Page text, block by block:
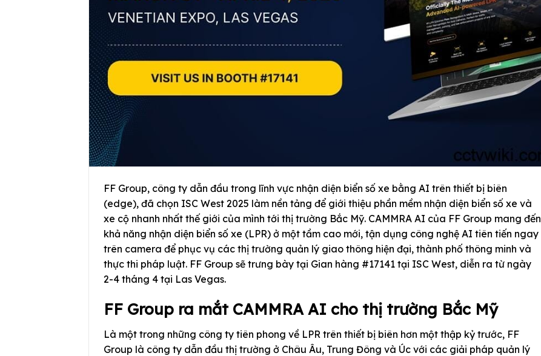
FF Group, công ty dẫn đầu trong lĩnh vực nhận diện biển số xe bằng AI trên thiết bị biên
(edge), đã chọn ISC West 2025 làm nền tảng để giới thiệu phần mềm nhận diện biển số xe và
xe cộ nhanh nhất thế giới của mình tới thị trường Bắc Mỹ. CAMMRA AI của FF Group mang đến
khả năng nhận diện biển số xe (LPR) ở một tầm cao mới, tận dụng công nghệ AI tiên tiến ngay
trên camera để phục vụ các thị trường quản lý giao thông hiện đại, thành phố thông minh và
thực thi pháp luật. FF Group sẽ trưng bày tại Gian hàng #17141 tại ISC West, diễn ra từ ngày
2-4 tháng 4 tại Las Vegas.
FF Group ra mắt CAMMRA AI cho thị trường Bắc Mỹ
Là một trong những công ty tiên phong về LPR trên thiết bị biên hơn một thập kỷ trước, FF
Group là công ty dẫn đầu thị trường ở Châu Âu, Trung Đông và Úc với các giải pháp quản lý